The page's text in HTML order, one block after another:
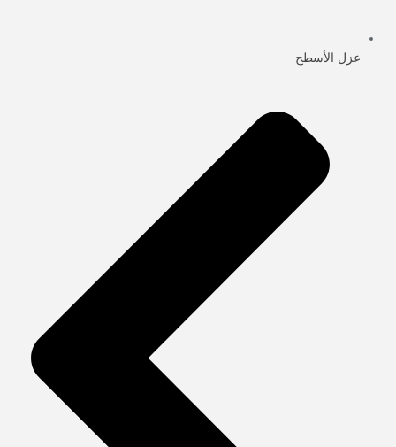
عزل الأسطح